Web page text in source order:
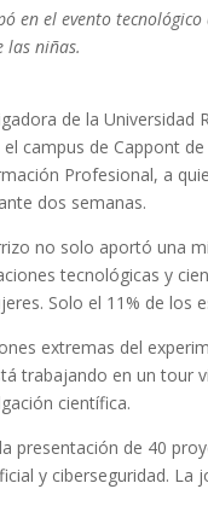
en el evento
las niñas.
de la
campus de Cappont
Profesional, a
dos semanas.
no solo aportó una
tecnológicas y
Solo el 11% de
extremas del
trabajando en un tour
científica.
presentación de 40
y ciberseguridad.